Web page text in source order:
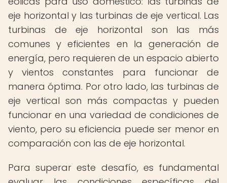
eje horizontal y las turbinas de eje vertical. Las
turbinas de eje horizontal son las más
comunes y eficientes en la generación de
energía, pero requieren de un espacio abierto
y vientos constantes para funcionar de
manera óptima. Por otro lado, las turbinas de
eje vertical son más compactas y pueden
funcionar en una variedad de condiciones de
viento, pero su eficiencia puede ser menor en
comparación con las de eje horizontal.
Para superar este desafío, es fundamental